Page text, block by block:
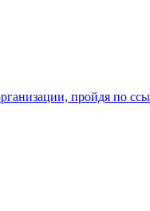
пройдя по